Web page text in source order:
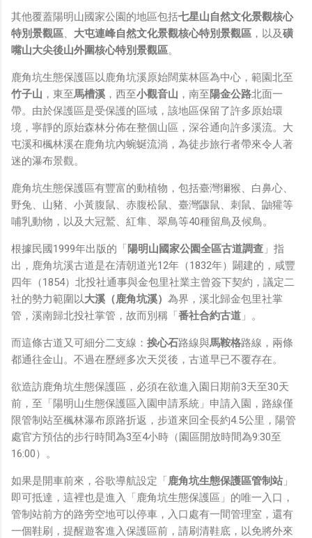
啥洨用了！） 一件理論上可以做到的事情，外行人的認知
被信息差，不懂加上沒實作能力去驗證，就什麼都變成黑科
技了（多黑？比巴西黑鮑魚還黑嗎？）。反重力技術說不定
也非啥黑科技，只是政府不讓你普通老百姓了解罷了。
Ray-ban Meta 的黑科技，講白了就是人家拉個百人團隊
在搞那支眼鏡，然後把軟體技能和硬體規格點滿，再加上極
致優化後的成果罷了！ 當時知道 Ray-Ban Meta 的智慧眼
鏡有塞入一個強大的 WiFi 6 晶片在裡面，一開始我猜測會
不會有可能是透過 WiFi P2P 或 WiFi SoftAP 的方式去做
串流（確實 Meta 的智能眼鏡，在同步媒體時，會強制要
道做的），而去年初我也快速做了一個WiFi Direct 架構
來做 POC，確實傳輸效率非常快，幾百 MB 的大檔幾乎秒
級傳完，從眼鏡端將媒體串流到手機端更是不用說的順暢，
而且當時我們的媒體串流還是以未經編碼的方式傳透過
Socket 直接傳輸的（這表示傳輸時所需的頻寬會更大，功
耗據說也較大）。 後來因為 ...
其他覆蓋陽明山國家公園的地區包括七星山自然文化景觀核心
特別景觀區
大屯連峰自然文化景觀核心特別景觀區 ，以及磺
嘴山大尖後山外圍核心特別景觀區。
鹿角坑生態保護區以鹿角坑溪原始闊葉林區為中心，範園北至
竹子山 ，東至馬槽溪 ，西至小觀音山 ，南至陽金公路北面一
帶。由於保護區是受保護的區域，該地區保留了許多原始環
境，寧靜的原始森林分佈在整個山區，深谷通向許多溪流。大
屯溪和楓林溪在鹿角坑內蜿蜒流淌，為徒步旅行者帶來令人著
迷的瀑布景觀。
鹿角坑生態保護區有豐富的動植物，包括臺灣獮猴、白鼻心、
野兔、山豬、小黃腹鼠、赤腹松鼠、臺灣鼴鼠、刺鼠、鼬獾等
哺乳動物，以及大冠鷲、紅隼、翠鳥等40種留鳥及候鳥。
根據民國1999年出版的「陽明山國家公園全區古道調查 」指
出，鹿角坑溪古道是在清朝道光12年（1832年）闢建的，咸豐
四年（1854）北投社通事與金包里社業主曾簽下契約，議定二
社的勢力範圍以大溪（鹿角坑溪） 為界，溪北歸金包里社掌
管，溪南歸北投社掌管，故而別稱「番社合約古道 」。
而這條古道又可細分二支線： 挨心石路線與馬鞍格路線，兩條
都通往金山。不過在歷經多次天災後，古道早已不覆存在。
欲造訪鹿角坑生態保護區，必須在欲進入園日期前3天至30天
前，至「陽明山生態保護區入園申請系統」申請入園，路線僅
限管制站至楓林瀑布原路折返，步道來回全長約4.5公里，陽管
處官方預估的步行時間為3至4小時（園區開放時間為9:30至
16:00）。
如果是開車前來，谷歌導航設定「鹿角坑生態保護區管制站」
即可抵達，這裡也是進入「鹿角坑生態保護區」的唯一入口，
管制站前方的路旁空地可以停車，入口處有一間管理室，還有
一個鞋刷，提醒遊客進入保護區前，請刷清鞋底，以免將外來